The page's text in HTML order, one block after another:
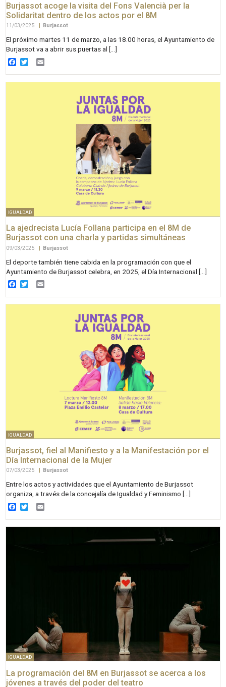
Burjassot acoge la visita del Fons Valencià per la
Solidaritat dentro de los actos por el 8M
11/03/2025 | Burjassot
El próximo martes 11 de marzo, a las 18.00 horas, el Ayuntamiento de
Burjassot va a abrir sus puertas al […]
Facebook
Twitter
IGUALDAD
La ajedrecista Lucía Follana participa en el 8M de
Burjassot con una charla y partidas simultáneas
09/03/2025 | Burjassot
El deporte también tiene cabida en la programación con que el
Ayuntamiento de Burjassot celebra, en 2025, el Día Internacional […]
Facebook
Twitter
IGUALDAD
Burjassot, fiel al Manifiesto y a la Manifestación por el
Día Internacional de la Mujer
07/03/2025 Burjassot
Entre los actos y actividades que el Ayuntamiento de Burjassot
organiza, a través de la concejalía de Igualdad y Feminismo […]
Facebook
Twitter
IGUALDAD
La programación del 8M en Burjassot se acerca a los
jóvenes a través del poder del teatro